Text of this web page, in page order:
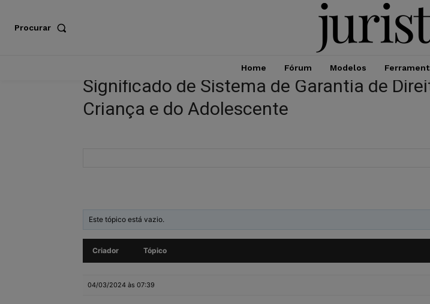
Procurar
Home Fórum Modelos
Significado de Sistema de Garantia de
Criança e do Adolescente
Este tópico está vazio.
Criador Tópico
04/03/2024 às 07:39